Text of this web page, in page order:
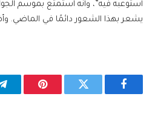
أستوعبه فيه”، وأنه استمتع بموسم
يشعر بهذا الشعور دائمًا في الماضي.
فيسبوك تويتر